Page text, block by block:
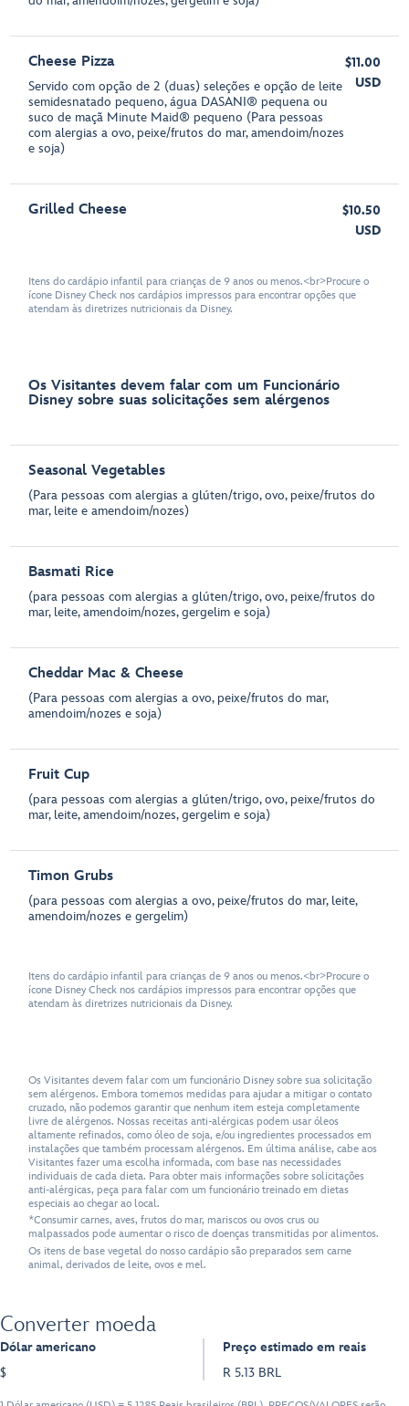
Cheese Pizza
Servido com opção de 2 (duas) seleções e opção de leite
semidesnatado pequeno, água DASANI® pequena ou
suco de maçã Minute Maid® pequeno (Para pessoas
com alergias a ovo, peixe/frutos do mar, amendoim/nozes
e soja)
$11.00
USD
Grilled Cheese
$10.50
USD
Itens do cardápio infantil para crianças de 9 anos ou menos.<br>Procure o
ícone Disney Check nos cardápios impressos para encontrar opções que
atendam às diretrizes nutricionais da Disney.
Os Visitantes devem falar com um Funcionário
Disney sobre suas solicitações sem alérgenos
Seasonal Vegetables
(Para pessoas com alergias a glúten/trigo, ovo, peixe/frutos do
mar, leite e amendoim/nozes)
Basmati Rice
(para pessoas com alergias a glúten/trigo, ovo, peixe/frutos do
mar, leite, amendoim/nozes, gergelim e soja)
Cheddar Mac & Cheese
(Para pessoas com alergias a ovo, peixe/frutos do mar,
amendoim/nozes e soja)
Fruit Cup
(para pessoas com alergias a glúten/trigo, ovo, peixe/frutos do
mar, leite, amendoim/nozes, gergelim e soja)
Timon Grubs
(para pessoas com alergias a ovo, peixe/frutos do mar, leite,
amendoim/nozes e gergelim)
Itens do cardápio infantil para crianças de 9 anos ou menos.<br>Procure o
ícone Disney Check nos cardápios impressos para encontrar opções que
atendam às diretrizes nutricionais da Disney.
Os Visitantes devem falar com um funcionário Disney sobre sua solicitação
sem alérgenos. Embora tomemos medidas para ajudar a mitigar o contato
cruzado, não podemos garantir que nenhum item esteja completamente
livre de alérgenos. Nossas receitas anti-alérgicas podem usar óleos
altamente refinados, como óleo de soja, e/ou ingredientes processados em
instalações que também processam alérgenos. Em última análise, cabe aos
Visitantes fazer uma escolha informada, com base nas necessidades
individuais de cada dieta. Para obter mais informações sobre solicitações
anti-alérgicas, peça para falar com um funcionário treinado em dietas
especiais ao chegar ao local.
*Consumir carnes, aves, frutos do mar, mariscos ou ovos crus ou
malpassados pode aumentar o risco de doenças transmitidas por alimentos.
Os itens de base vegetal do nosso cardápio são preparados sem carne
animal, derivados de leite, ovos e mel.
Converter moeda
Dólar americano
$
Preço estimado em reais
R 5.13 BRL